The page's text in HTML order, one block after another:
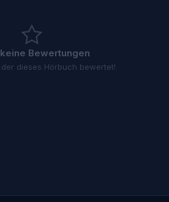
Bewertungen
der dieses Hörbuch bewertet!